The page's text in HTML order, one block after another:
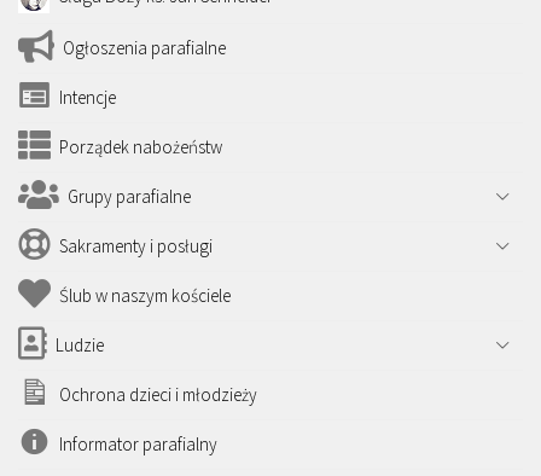
Ogłoszenia parafialne
Intencje
Porządek nabożeństw
Grupy parafialne
Sakramenty i posługi
Ślub w naszym kościele
Ludzie
Ochrona dzieci i młodzieży
Informator parafialny